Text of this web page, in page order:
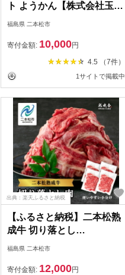
ト ようかん【株式会社玉嶋
福島県 二本松市
寄付金額: 10,000円
4.5 （7件）
1サイトで掲載中
出典：楽天ふるさと納税
【ふるさと納税】二本松熟
成牛 切り落とし
1kg（250g×4袋）〜4kg
肉 切落し 薄切り 部位 お取
福島県 二本松市
寄付金額: 12,000円